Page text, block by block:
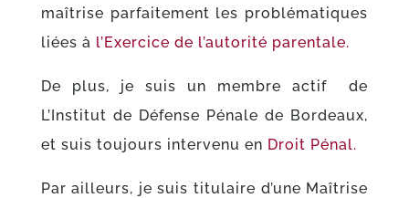
maîtrise parfaitement les problématiques
liées à l’Exercice de l’autorité parentale.
De plus, je suis un membre actif de
L’Institut de Défense Pénale de Bordeaux,
et suis toujours intervenu en Droit Pénal.
Par ailleurs, je suis titulaire d’une Maîtrise